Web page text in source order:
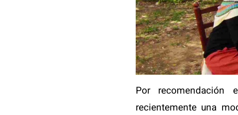
Por
recientemente una